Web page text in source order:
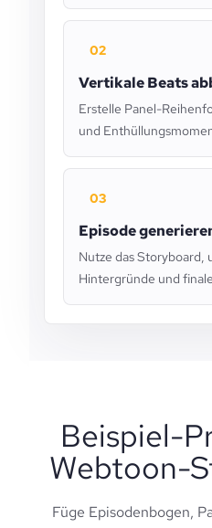
02
Vertikale Beats
Erstelle Panel-
und
03
Episode
Nutze das Storyboard,
Hintergründe und
Beispiel-
Webtoon-
Füge Episodenbogen,